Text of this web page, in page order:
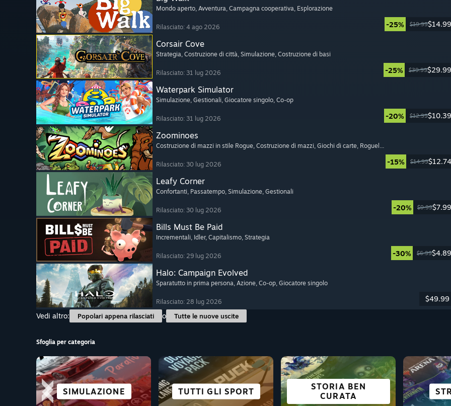
Mondo aperto, Avventura, Campagna cooperativa, Esplorazione
Rilasciato: 4 ago 2026 -25% $19.99$14.99
Corsair Cove
Strategia, Costruzione di città, Simulazione, Costruzione di basi
Rilasciato: 31 lug 2026 -25% $39.99$29.99
Waterpark Simulator
Simulazione, Gestionali, Giocatore singolo, Co-op
Rilasciato: 31 lug 2026 -20% $12.99$10.39
Zoominoes
Costruzione di mazzi in stile Rogue, Costruzione di mazzi, Giochi di carte, Roguelite
Rilasciato: 30 lug 2026 -15% $14.99$12.74
Leafy Corner
Confortanti, Passatempo, Simulazione, Gestionali
Rilasciato: 30 lug 2026 -20% $9.99$7.99
Bills Must Be Paid
Incrementali, Idler, Capitalismo, Strategia
Rilasciato: 29 lug 2026 -30% $6.99$4.89
Halo: Campaign Evolved
Sparatutto in prima persona, Azione, Co-op, Giocatore singolo
Rilasciato: 28 lug 2026
$49.99
Vedi altro:
Popolari appena rilasciati o Tutte le nuove uscite
Sfoglia per categoria
SIMULAZIONE TUTTI GLI SPORT
STORIA BEN
CURATA
CO-OP ANIME DI RUOLO
ROMPICAPO RACCONTI VISIVI SOPRAVVIVENZA
CITTÀ E COLONIE TITOLI IN VR AVVENTURA